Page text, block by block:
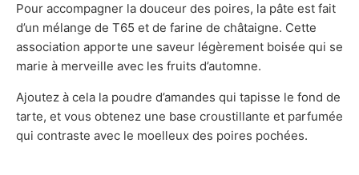
Pour accompagner la douceur des poires, la pâte est fait
d’un mélange de T65 et de farine de châtaigne. Cette
association apporte une saveur légèrement boisée qui se
marie à merveille avec les fruits d’automne.
Ajoutez à cela la poudre d’amandes qui tapisse le fond de
tarte, et vous obtenez une base croustillante et parfumée
qui contraste avec le moelleux des poires pochées.